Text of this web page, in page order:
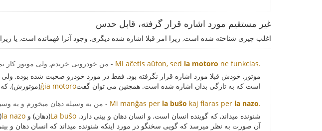
غیر مستقیم مورد اشاره قرار گرفته، قابل حدس
اغلب چیزی شناخته شده است, زیرا امر قبلا اشاره شده دیگری, وجود آنرا فهمانده است, یا
Mi aĉetis aŭton, sed la motoro ne funkcias.
- من خودرویی خریدم, ولی موتور کار
موتور, خودش قبلا مورد اشاره قرار نگرفته بود, فقط در مورد خودرو صحبت شده بوده, ولی
است که به تازگی بدان اشاره شده است. همچنین می توان گفتĝia motoro(موتورش),
Mi manĝas per la buŝo kaj flaras per la nazo.
- من به وسیله دهان میخورم و به
شنونده میداند, که گوینده انسان است, و انسان دهان و بینی دارد. La buŝo(دهان) و la nazo
آن صورت به نظر میرسد که گویی سخنگو در مورد اینکه شنونده میداند که انسان دهان و